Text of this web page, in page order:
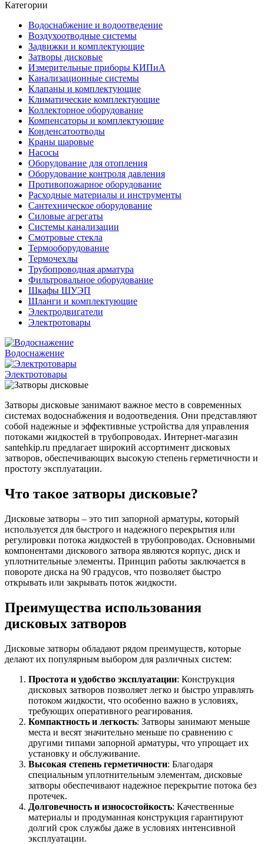
Категории
Водоснабжение и водоотведение
Воздухоотводные системы
Задвижки и комплектующие
Затворы дисковые
Измерительные приборы КИПиА
Канализационные системы
Клапаны и комплектующие
Климатические комплектующие
Коллекторное оборудование
Компенсаторы и комплектующие
Конденсатоотводы
Краны шаровые
Насосы
Оборудование для отопления
Оборудование контроля давления
Противопожарное оборудование
Расходные материалы и инструменты
Сантехническое оборудование
Силовые агрегаты
Системы канализации
Смотровые стекла
Термооборудование
Термочехлы
Трубопроводная арматура
Фильтровальное оборудование
Шкафы ШУЭП
Шланги и комплектующие
Электродвигатели
Электротовары
Водоснажение
Электротовары
Затворы дисковые занимают важное место в современных
системах водоснабжения и водоотведения. Они представляют
собой надежные и эффективные устройства для управления
потоками жидкостей в трубопроводах. Интернет-магазин
santehkip.ru предлагает широкий ассортимент дисковых
затворов, обеспечивающих высокую степень герметичности и
простоту эксплуатации.
Что такое затворы дисковые?
Дисковые затворы – это тип запорной арматуры, который
используется для быстрого и надежного перекрытия или
регулировки потока жидкостей в трубопроводах. Основными
компонентами дискового затвора являются корпус, диск и
уплотнительные элементы. Принцип работы заключается в
повороте диска на 90 градусов, что позволяет быстро
открывать или закрывать поток жидкости.
Преимущества использования
дисковых затворов
Дисковые затворы обладают рядом преимуществ, которые
делают их популярным выбором для различных систем:
Простота и удобство эксплуатации: Конструкция
дисковых затворов позволяет легко и быстро управлять
потоком жидкости, что особенно важно в условиях,
требующих оперативного реагирования.
Компактность и легкость: Затворы занимают меньше
места и весят значительно меньше по сравнению с
другими типами запорной арматуры, что упрощает их
установку и обслуживание.
Высокая степень герметичности: Благодаря
специальным уплотнительным элементам, дисковые
затворы обеспечивают надежное перекрытие потока без
протечек.
Долговечность и износостойкость: Качественные
материалы и продуманная конструкция гарантируют
долгий срок службы даже в условиях интенсивной
эксплуатации.